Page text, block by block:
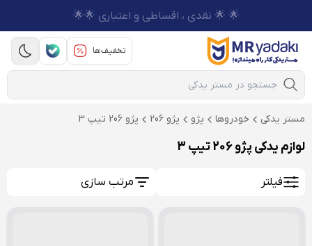
🌟 🌟 نقدی ، اقساطی و اعتباری 🌟🌟
تخفیف‌ها
Mobile Search
مستر یدکی خودروها پژو پژو 206 پژو 206 تیپ 3
لوازم یدکی پژو 206 تیپ 3
فیلتر مرتب سازی